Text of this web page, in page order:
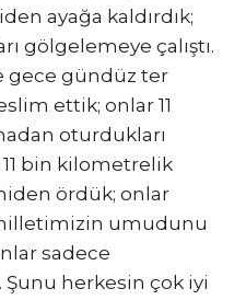
ayağa kaldırdık;
gölgelemeye çalıştı.
gece gündüz ter
ettik; onlar 11
oturdukları
bin kilometrelik
ördük; onlar
umudunu
sadece
herkesin çok iyi